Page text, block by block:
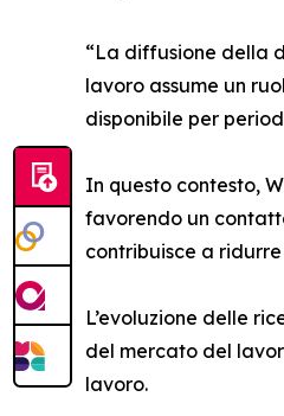
“La diffusione della
lavoro assume un
disponibile per
In questo contesto,
favorendo un
contribuisce a
L’evoluzione delle
del mercato del
lavoro.